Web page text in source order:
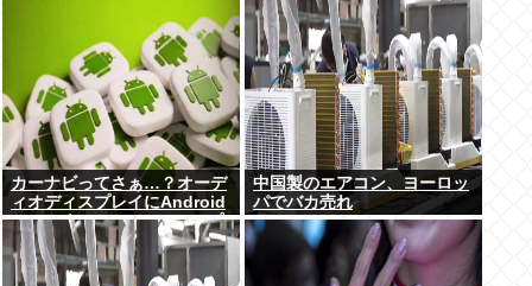
カーナビってさぁ…？オーデ
ィオディスプレイにAndroid
autoつないでGoogleマップ
とかcocchiとかナビリンクで
マジで十分だよな…
中国製のエアコン、ヨーロッ
パでバカ売れ